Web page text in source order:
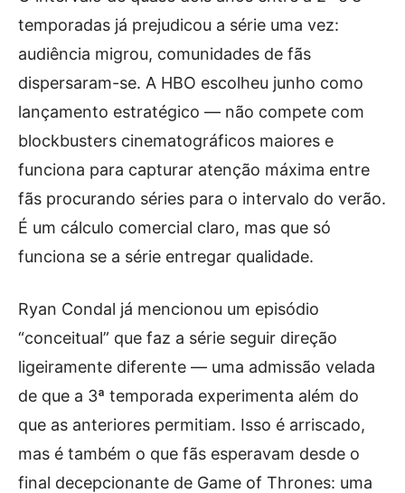
temporadas já prejudicou a série uma vez:
audiência migrou, comunidades de fãs
dispersaram-se. A HBO escolheu junho como
lançamento estratégico — não compete com
blockbusters cinematográficos maiores e
funciona para capturar atenção máxima entre
fãs procurando séries para o intervalo do verão.
É um cálculo comercial claro, mas que só
funciona se a série entregar qualidade.
Ryan Condal já mencionou um episódio
“conceitual” que faz a série seguir direção
ligeiramente diferente — uma admissão velada
de que a 3ª temporada experimenta além do
que as anteriores permitiam. Isso é arriscado,
mas é também o que fãs esperavam desde o
final decepcionante de Game of Thrones: uma